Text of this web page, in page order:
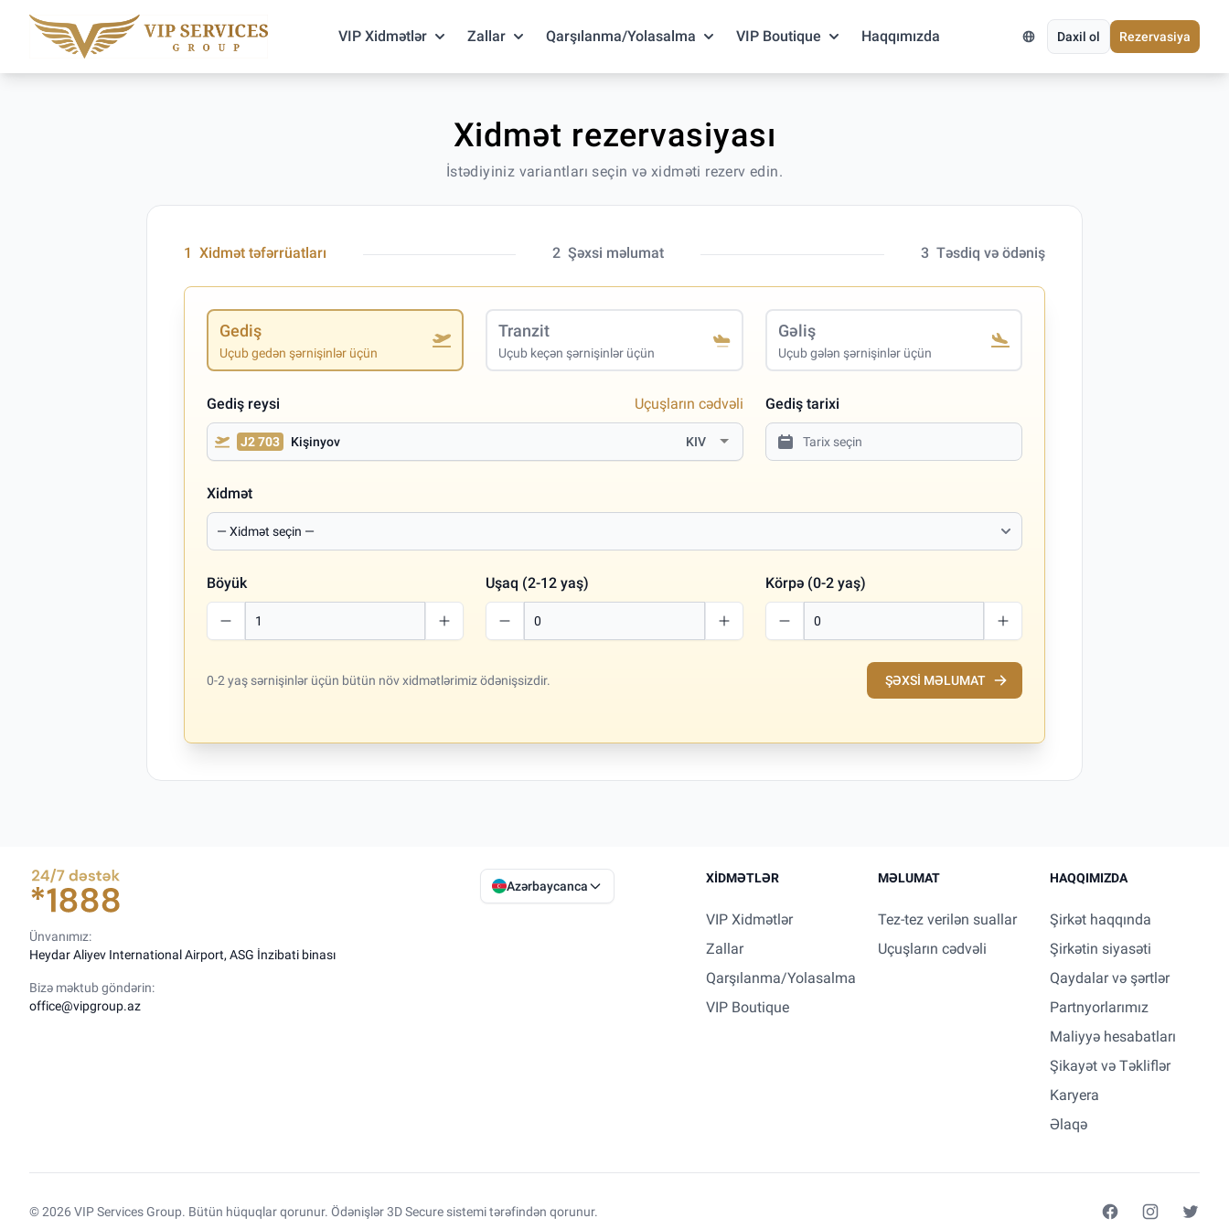
Daxil ol Rezervasiya
VIP Xidmətlər Zallar Qarşılanma/Yolasalma VIP Boutique Haqqımızda
Xidmət rezervasiyası
İstədiyiniz variantları seçin və xidməti rezerv edin.
1 Xidmət təfərrüatları 2 Şəxsi məlumat 3 Təsdiq və ödəniş
Gediş
Uçub gedən şərnişinlər üçün
Tranzit
Uçub keçən şərnişinlər üçün
Gəliş
Uçub gələn şərnişinlər üçün
Gediş reysi Uçuşların cədvəli
J2 703 Kişinyov KIV
Gediş tarixi
Xidmət
Böyük Uşaq (2-12 yaş) Körpə (0-2 yaş)
0-2 yaş sərnişinlər üçün bütün növ xidmətlərimiz ödənişsizdir. ŞƏXSI MƏLUMAT
Azərbaycanca
Ünvanımız:
Heydar Aliyev International Airport, ASG İnzibati binası
Bizə məktub göndərin:
office@vipgroup.az
XIDMƏTLƏR
VIP Xidmətlər
Zallar
Qarşılanma/Yolasalma
VIP Boutique
MƏLUMAT
Tez-tez verilən suallar
Uçuşların cədvəli
HAQQIMIZDA
Şirkət haqqında
Şirkətin siyasəti
Qaydalar və şərtlər
Partnyorlarımız
Maliyyə hesabatları
Şikayət və Təkliflər
Karyera
Əlaqə
© 2026 VIP Services Group. Bütün hüquqlar qorunur. Ödənişlər 3D Secure sistemi tərəfindən qorunur.